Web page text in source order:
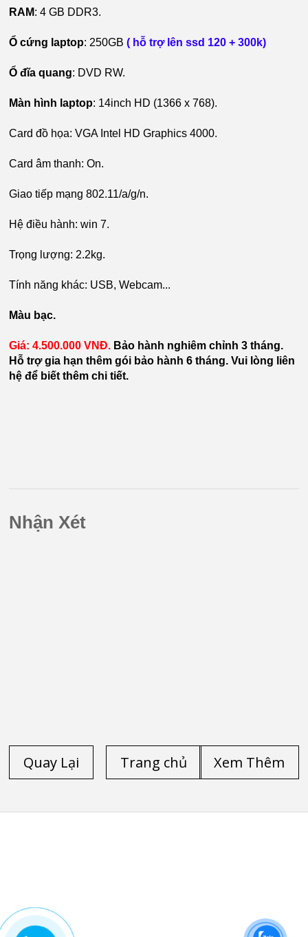
RAM: 4 GB DDR3.
Ổ cứng laptop: 250GB ( hỗ trợ lên ssd 120 + 300k)
Ổ đĩa quang: DVD RW.
Màn hình laptop: 14inch HD (1366 x 768).
Card đồ họa: VGA Intel HD Graphics 4000.
Card âm thanh: On.
Giao tiếp mạng 802.11/a/g/n.
Hệ điều hành: win 7.
Trọng lượng: 2.2kg.
Tính năng khác: USB, Webcam...
Màu bạc.
Giá: 4.500.000 VNĐ. Bảo hành nghiêm chỉnh 3 tháng.
Hỗ trợ gia hạn thêm gói bảo hành 6 tháng. Vui lòng liên
hệ để biết thêm chi tiết.
Nhận Xét
Quay Lại Xem Thêm
Trang chủ
E6540
/
LAPTOP CŨ HP ZBOOK 17-G2
LATITUDE E5520
LAPTOP CŨ DELL LATITUDE 5530
LAPTOP CŨ DELL LATITUDE E6520